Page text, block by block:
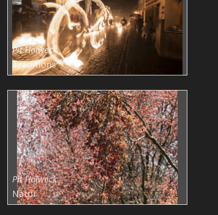
Pit Holweck
Traditions
Pit Holweck
Natur